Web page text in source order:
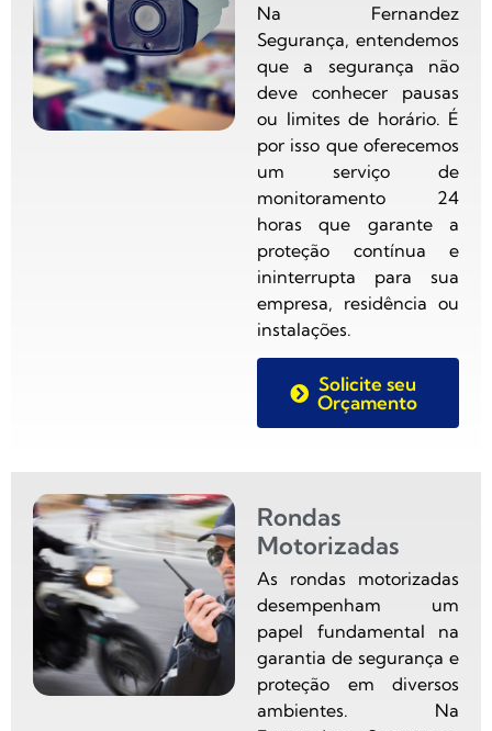
Na Fernandez
Segurança, entendemos
que a segurança não
deve conhecer pausas
ou limites de horário. É
por isso que oferecemos
um serviço de
monitoramento 24
horas que garante a
proteção contínua e
ininterrupta para sua
empresa, residência ou
instalações.
Solicite seu
Orçamento
Rondas
Motorizadas
As rondas motorizadas
desempenham um
papel fundamental na
garantia de segurança e
proteção em diversos
ambientes. Na